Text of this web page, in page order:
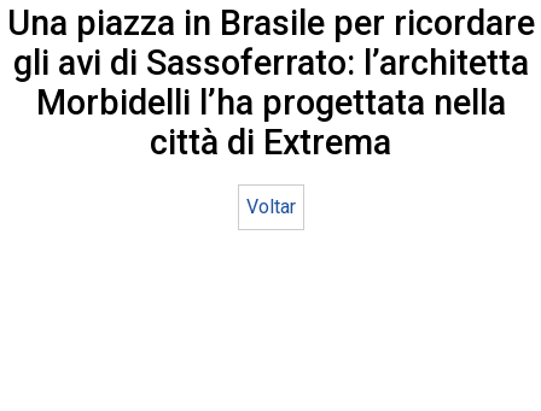
Una piazza in Brasile per ricordare
gli avi di Sassoferrato: l’architetta
Morbidelli l’ha progettata nella
città di Extrema
Voltar